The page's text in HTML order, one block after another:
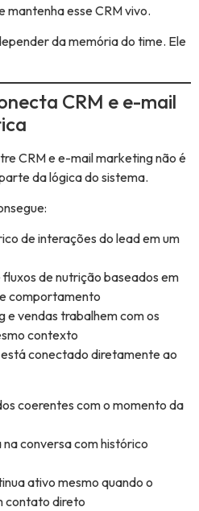
mantenha esse CRM vivo.
da memória do time. Ele
CRM e e-mail
CRM e e-mail marketing não é
da lógica do sistema.
de interações do lead em um
de nutrição baseados em
comportamento
e vendas trabalhem com os
contexto
conectado diretamente ao
coerentes com o momento da
conversa com histórico
ativo mesmo quando o
contato direto